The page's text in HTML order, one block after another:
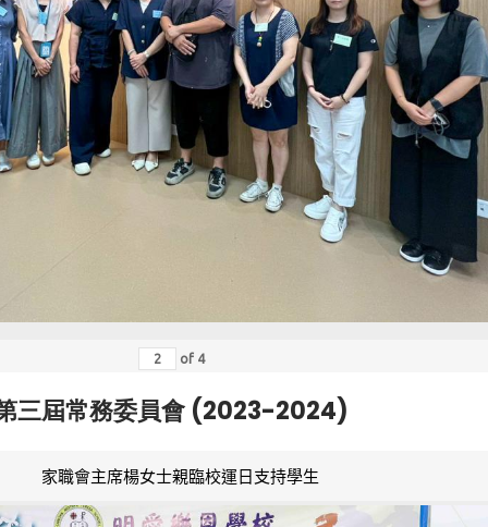
of 4
三屆常務委員會 (2023-2024)
家職會主席楊女士親臨校運日支持學生